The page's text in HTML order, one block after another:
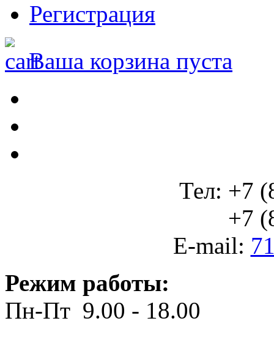
Регистрация
Ваша корзина пуста
Тел: +7
+7
E-mail:
Режим работы:
Пн-Пт 9.00 - 18.00